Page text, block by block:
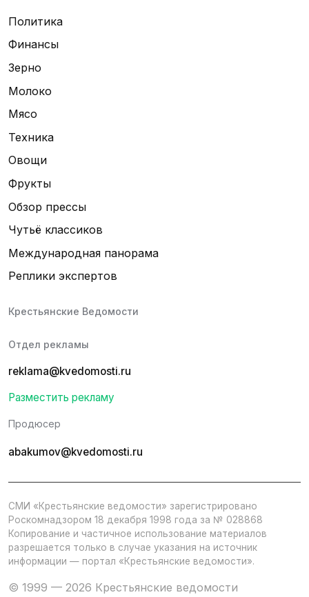
Политика
Финансы
Зерно
Молоко
Мясо
Техника
Овощи
Фрукты
Обзор прессы
Чутьё классиков
Международная панорама
Реплики экспертов
Крестьянские Ведомости
Отдел рекламы
reklama@kvedomosti.ru
Разместить рекламу
Продюсер
abakumov@kvedomosti.ru
СМИ «Крестьянские ведомости» зарегистрировано
Роскомнадзором 18 декабря 1998 года за № 028868
Копирование и частичное использование материалов
разрешается только в случае указания на источник
информации — портал «Крестьянские ведомости».
© 1999 — 2026 Крестьянские ведомости